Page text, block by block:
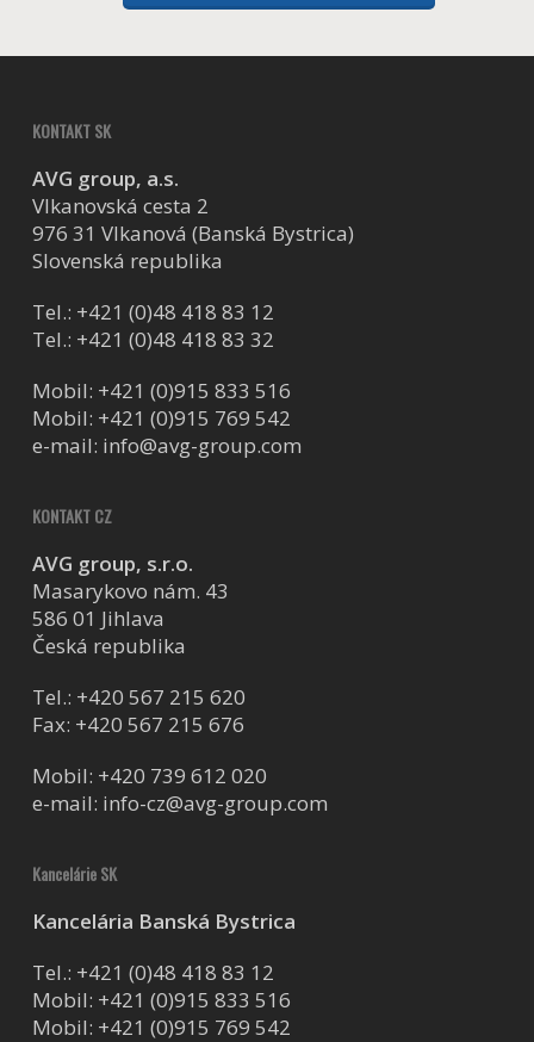
KONTAKT SK
AVG group, a.s.
Vlkanovská cesta 2
976 31 Vlkanová (Banská Bystrica)
Slovenská republika
Tel.: +421 (0)48 418 83 12
Tel.: +421 (0)48 418 83 32
Mobil: +421 (0)915 833 516
Mobil: +421 (0)915 769 542
e-mail: info@avg-group.com
KONTAKT CZ
AVG group, s.r.o.
Masarykovo nám. 43
586 01 Jihlava
Česká republika
Tel.: +420 567 215 620
Fax: +420 567 215 676
Mobil: +420 739 612 020
e-mail: info-cz@avg-group.com
Kancelárie SK
Kancelária Banská Bystrica
Tel.: +421 (0)48 418 83 12
Mobil: +421 (0)915 833 516
Mobil: +421 (0)915 769 542